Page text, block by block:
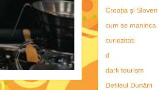
Croația și
cum se maninca
curiozitati
d
dark tourism
Defileul Dunării